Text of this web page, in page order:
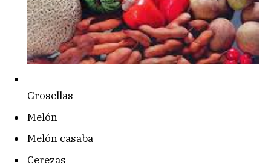
Grosellas
Melón
Melón casaba
Cerezas